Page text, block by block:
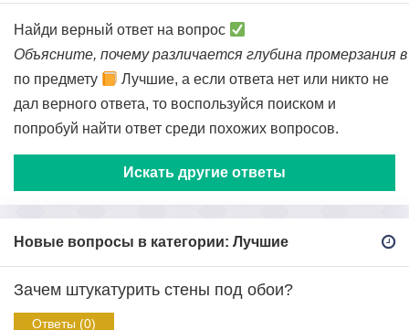
Найди верный ответ на вопрос
Объясните, почему различается глубина промерзания
по предмету
Лучшие, а если ответа нет или никто не
дал верного ответа, то воспользуйся поиском и
попробуй найти ответ среди похожих вопросов.
Искать другие ответы
Новые вопросы в категории: Лучшие
Зачем штукатурить стены под обои?
Ответы (0)